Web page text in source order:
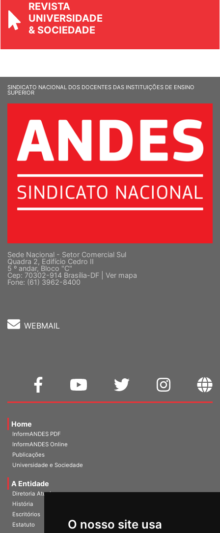
O nosso site usa
REVISTA
UNIVERSIDADE
& SOCIEDADE
SINDICATO NACIONAL DOS DOCENTES DAS INSTITUIÇÕES DE ENSINO
SUPERIOR
Sede Nacional - Setor Comercial Sul
Quadra 2, Edifício Cedro II
5 º andar, Bloco "C"
Cep: 70302-914 Brasília-DF | Ver mapa
Fone: (61) 3962-8400
WEBMAIL
Home
InformANDES PDF
InformANDES Online
Publicações
Universidade e Sociedade
A Entidade
Diretoria Atual
História
Escritórios
Estatuto